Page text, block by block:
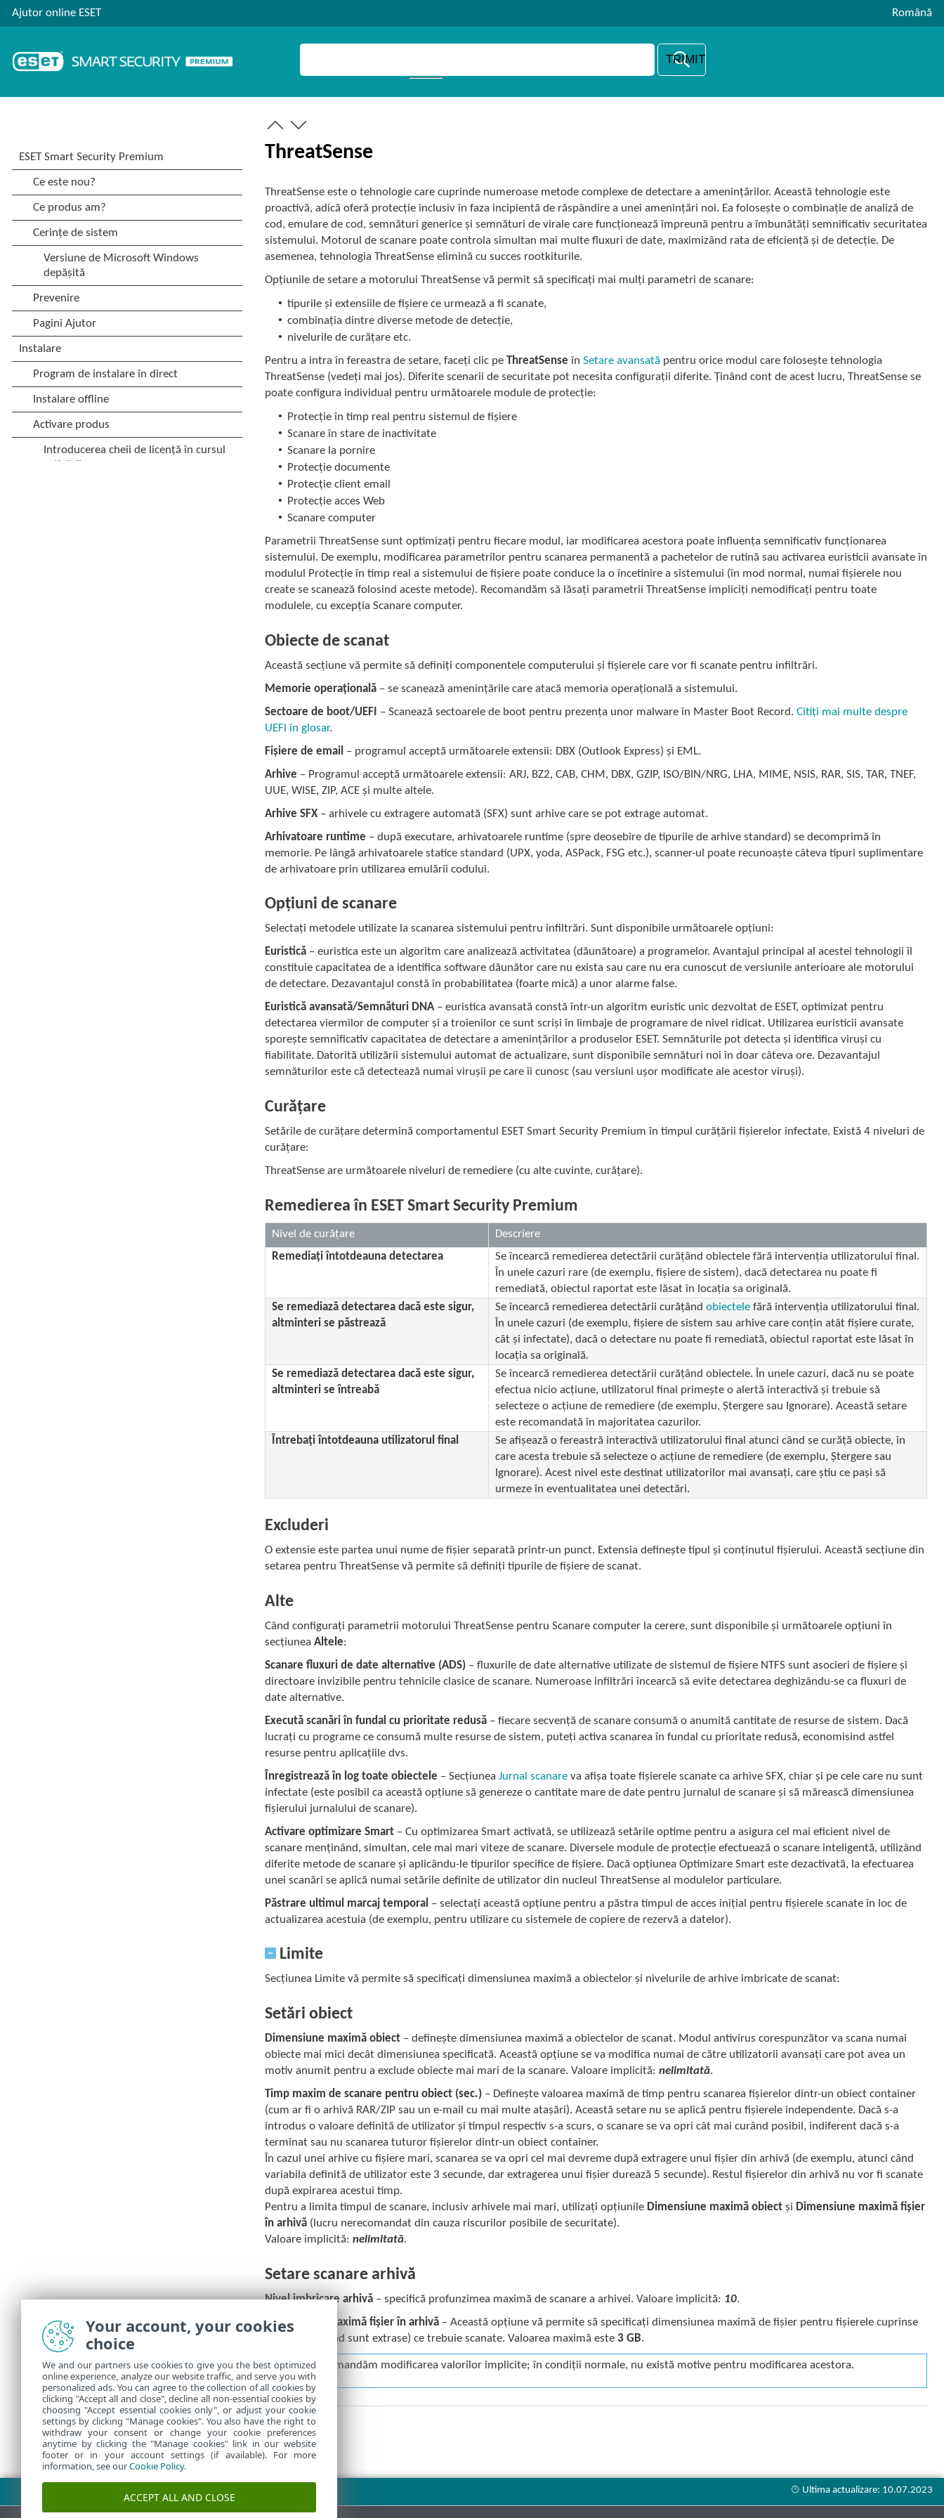
Ajutor online ESET Română
ThreatSense
ThreatSense este o tehnologie care cuprinde numeroase metode complexe de detectare a amenințărilor. Această tehnologie este
proactivă, adică oferă protecție inclusiv în faza incipientă de răspândire a unei amenințări noi. Ea folosește o combinație de analiză de
cod, emulare de cod, semnături generice și semnături de virale care funcționează împreună pentru a îmbunătăți semnificativ securitatea
sistemului. Motorul de scanare poate controla simultan mai multe fluxuri de date, maximizând rata de eficiență și de detecție. De
asemenea, tehnologia ThreatSense elimină cu succes rootkiturile.
Opțiunile de setare a motorului ThreatSense vă permit să specificați mai mulți parametri de scanare:
• tipurile și extensiile de fișiere ce urmează a fi scanate,
• combinația dintre diverse metode de detecție,
• nivelurile de curățare etc.
Pentru a intra în fereastra de setare, faceți clic peThreatSense înSetare avansată pentru orice modul care folosește tehnologia
ThreatSense (vedeți mai jos). Diferite scenarii de securitate pot necesita configurații diferite. Ținând cont de acest lucru, ThreatSense se
poate configura individual pentru următoarele module de protecție:
• Protecție în timp real pentru sistemul de fișiere
• Scanare în stare de inactivitate
• Scanare la pornire
• Protecție documente
• Protecție client email
• Protecție acces Web
• Scanare computer
Parametrii ThreatSense sunt optimizați pentru fiecare modul, iar modificarea acestora poate influența semnificativ funcționarea
sistemului. De exemplu, modificarea parametrilor pentru scanarea permanentă a pachetelor de rutină sau activarea euristicii avansate în
modulul Protecție în timp real a sistemului de fișiere poate conduce la o încetinire a sistemului (în mod normal, numai fișierele nou
create se scanează folosind aceste metode). Recomandăm să lăsați parametrii ThreatSense impliciți nemodificați pentru toate
modulele, cu excepția Scanare computer.
Obiecte de scanat
Această secțiune vă permite să definiți componentele computerului și fișierele care vor fi scanate pentru infiltrări.
Memorie operațională – se scanează amenințările care atacă memoria operațională a sistemului.
Sectoare de boot/UEFI – Scanează sectoarele de boot pentru prezența unor malware în Master Boot Record.Citiți mai multe despre
UEFI în glosar.
Fișiere de email – programul acceptă următoarele extensii: DBX (Outlook Express) și EML.
Arhive – Programul acceptă următoarele extensii: ARJ, BZ2, CAB, CHM, DBX, GZIP, ISO/BIN/NRG, LHA, MIME, NSIS, RAR, SIS, TAR, TNEF,
UUE, WISE, ZIP, ACE și multe altele.
Arhive SFX – arhivele cu extragere automată (SFX) sunt arhive care se pot extrage automat.
Arhivatoare runtime – după executare, arhivatoarele runtime (spre deosebire de tipurile de arhive standard) se decomprimă în
memorie. Pe lângă arhivatoarele statice standard (UPX, yoda, ASPack, FSG etc.), scanner-ul poate recunoaște câteva tipuri suplimentare
de arhivatoare prin utilizarea emulării codului.
Opțiuni de scanare
Selectați metodele utilizate la scanarea sistemului pentru infiltrări. Sunt disponibile următoarele opțiuni:
Euristică – euristica este un algoritm care analizează activitatea (dăunătoare) a programelor. Avantajul principal al acestei tehnologii îl
constituie capacitatea de a identifica software dăunător care nu exista sau care nu era cunoscut de versiunile anterioare ale motorului
de detectare. Dezavantajul constă în probabilitatea (foarte mică) a unor alarme false.
Euristică avansată/Semnături DNA– euristica avansată constă într-un algoritm euristic unic dezvoltat de ESET, optimizat pentru
detectarea viermilor de computer și a troienilor ce sunt scriși în limbaje de programare de nivel ridicat. Utilizarea euristicii avansate
sporește semnificativ capacitatea de detectare a amenințărilor a produselor ESET. Semnăturile pot detecta și identifica viruși cu
fiabilitate. Datorită utilizării sistemului automat de actualizare, sunt disponibile semnături noi în doar câteva ore. Dezavantajul
semnăturilor este că detectează numai virușii pe care îi cunosc (sau versiuni ușor modificate ale acestor viruși).
Curățare
Setările de curățare determină comportamentul ESET Smart Security Premium în timpul curățării fișierelor infectate. Există 4 niveluri de
curățare:
ThreatSense are următoarele niveluri de remediere (cu alte cuvinte, curățare).
Remedierea în ESET Smart Security Premium
Nivel de curățare
Descriere
Remediați întotdeauna detectarea
Se încearcă remedierea detectării curățând obiectele fără intervenția utilizatorului final.
În unele cazuri rare (de exemplu, fișiere de sistem), dacă detectarea nu poate fi
remediată, obiectul raportat este lăsat în locația sa originală.
Se remediază detectarea dacă este sigur,
altminteri se păstrează
Se încearcă remedierea detectării curățândobiectele fără intervenția utilizatorului final.
În unele cazuri (de exemplu, fișiere de sistem sau arhive care conțin atât fișiere curate,
cât și infectate), dacă o detectare nu poate fi remediată, obiectul raportat este lăsat în
locația sa originală.
Se remediază detectarea dacă este sigur,
altminteri se întreabă
Se încearcă remedierea detectării curățând obiectele. În unele cazuri, dacă nu se poate
efectua nicio acțiune, utilizatorul final primește o alertă interactivă și trebuie să
selecteze o acțiune de remediere (de exemplu, Ștergere sau Ignorare). Această setare
este recomandată în majoritatea cazurilor.
Întrebați întotdeauna utilizatorul final
Se afișează o fereastră interactivă utilizatorului final atunci când se curăță obiecte, în
care acesta trebuie să selecteze o acțiune de remediere (de exemplu, Ștergere sau
Ignorare). Acest nivel este destinat utilizatorilor mai avansați, care știu ce pași să
urmeze în eventualitatea unei detectări.
Excluderi
O extensie este partea unui nume de fișier separată printr-un punct. Extensia definește tipul și conținutul fișierului. Această secțiune din
setarea pentru ThreatSense vă permite să definiți tipurile de fișiere de scanat.
Alte
Când configurați parametrii motorului ThreatSense pentru Scanare computer la cerere, sunt disponibile și următoarele opțiuni în
secțiuneaAltele:
Scanare fluxuri de date alternative (ADS) – fluxurile de date alternative utilizate de sistemul de fișiere NTFS sunt asocieri de fișiere și
directoare invizibile pentru tehnicile clasice de scanare. Numeroase infiltrări încearcă să evite detectarea deghizându-se ca fluxuri de
date alternative.
Execută scanări în fundal cu prioritate redusă – fiecare secvență de scanare consumă o anumită cantitate de resurse de sistem. Dacă
lucrați cu programe ce consumă multe resurse de sistem, puteți activa scanarea în fundal cu prioritate redusă, economisind astfel
resurse pentru aplicațiile dvs.
Înregistrează în log toate obiectele – SecțiuneaJurnal scanare va afișa toate fișierele scanate ca arhive SFX, chiar și pe cele care nu sunt
infectate (este posibil ca această opțiune să genereze o cantitate mare de date pentru jurnalul de scanare și să mărească dimensiunea
fișierului jurnalului de scanare).
Activare optimizare Smart – Cu optimizarea Smart activată, se utilizează setările optime pentru a asigura cel mai eficient nivel de
scanare menținând, simultan, cele mai mari viteze de scanare. Diversele module de protecție efectuează o scanare inteligentă, utilizând
diferite metode de scanare și aplicându-le tipurilor specifice de fișiere. Dacă opțiunea Optimizare Smart este dezactivată, la efectuarea
unei scanări se aplică numai setările definite de utilizator din nucleul ThreatSense al modulelor particulare.
Păstrare ultimul marcaj temporal – selectați această opțiune pentru a păstra timpul de acces inițial pentru fișierele scanate în loc de
actualizarea acestuia (de exemplu, pentru utilizare cu sistemele de copiere de rezervă a datelor).
Limite
Secțiunea Limite vă permite să specificați dimensiunea maximă a obiectelor și nivelurile de arhive imbricate de scanat:
Setări obiect
Dimensiune maximă obiect – definește dimensiunea maximă a obiectelor de scanat. Modul antivirus corespunzător va scana numai
obiecte mai mici decât dimensiunea specificată. Această opțiune se va modifica numai de către utilizatorii avansați care pot avea un
motiv anumit pentru a exclude obiecte mai mari de la scanare. Valoare implicită:nelimitată.
Timp maxim de scanare pentru obiect (sec.) – Definește valoarea maximă de timp pentru scanarea fișierelor dintr-un obiect container
(cum ar fi o arhivă RAR/ZIP sau un e-mail cu mai multe atașări). Această setare nu se aplică pentru fișierele independente. Dacă s-a
introdus o valoare definită de utilizator și timpul respectiv s-a scurs, o scanare se va opri cât mai curând posibil, indiferent dacă s-a
terminat sau nu scanarea tuturor fișierelor dintr-un obiect container.
În cazul unei arhive cu fișiere mari, scanarea se va opri cel mai devreme după extragere unui fișier din arhivă (de exemplu, atunci când
variabila definită de utilizator este 3 secunde, dar extragerea unui fișier durează 5 secunde). Restul fișierelor din arhivă nu vor fi scanate
după expirarea acestui timp.
Pentru a limita timpul de scanare, inclusiv arhivele mai mari, utilizați opțiunile Dimensiune maximă obiect și Dimensiune maximă fișier
în arhivă (lucru nerecomandat din cauza riscurilor posibile de securitate).
Valoare implicită:nelimitată.
Setare scanare arhivă
Nivel imbricare arhivă – specifică profunzimea maximă de scanare a arhivei. Valoare implicită: 10.
Dimensiune maximă fișier în arhivă – Această opțiune vă permite să specificați dimensiunea maximă de fișier pentru fișierele cuprinse
în arhivele (când sunt extrase) ce trebuie scanate. Valoarea maximă este3 GB.
Nu recomandăm modificarea valorilor implicite; în condiții normale, nu există motive pentru modificarea acestora.
Your account, your cookies
choice
We and our partners use cookies to give you the best optimized
online experience, analyze our website traffic, and serve you with
personalized ads. You can agree to the collection of all cookies by
clicking "Accept all and close", decline all non-essential cookies by
choosing "Accept essential cookies only", or adjust your cookie
settings by clicking "Manage cookies". You also have the right to
withdraw your consent or change your cookie preferences
anytime by clicking the "Manage cookies" link in our website
footer or in your account settings (if available). For more
information, see ourCookie Policy.
ACCEPT ALL AND CLOSE